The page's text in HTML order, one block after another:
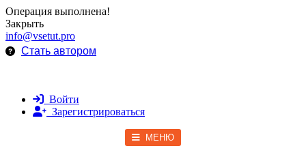
Операция выполнена!
Закрыть
info@vsetut.pro
Стать автором
Войти
Зарегистрироваться
МЕНЮ